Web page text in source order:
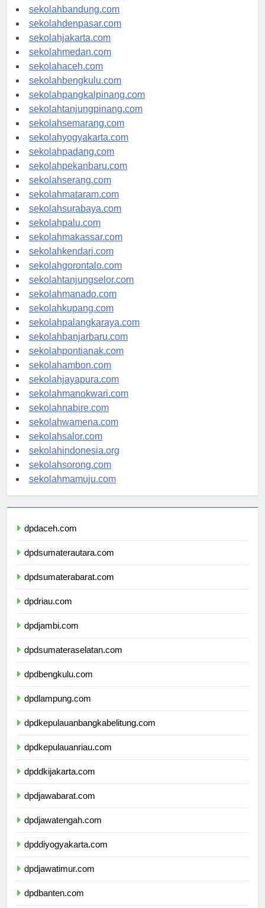
sekolahsamarinda.com
sekolahbandung.com
sekolahdenpasar.com
sekolahjakarta.com
sekolahmedan.com
sekolahaceh.com
sekolahbengkulu.com
sekolahpangkalpinang.com
sekolahtanjungpinang.com
sekolahsemarang.com
sekolahyogyakarta.com
sekolahpadang.com
sekolahpekanbaru.com
sekolahserang.com
sekolahmataram.com
sekolahsurabaya.com
sekolahpalu.com
sekolahmakassar.com
sekolahkendari.com
sekolahgorontalo.com
sekolahtanjungselor.com
sekolahmanado.com
sekolahkupang.com
sekolahpalangkaraya.com
sekolahbanjarbaru.com
sekolahpontianak.com
sekolahambon.com
sekolahjayapura.com
sekolahmanokwari.com
sekolahnabire.com
sekolahwamena.com
sekolahsalor.com
sekolahindonesia.org
sekolahsorong.com